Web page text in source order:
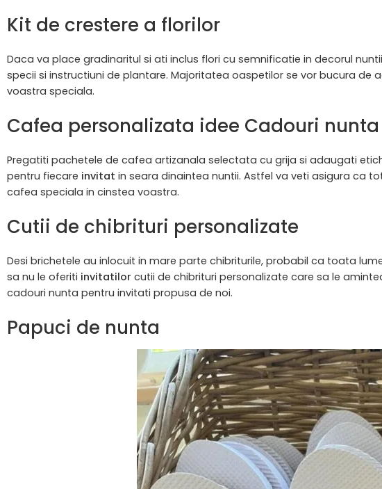
Kit de crestere a florilor
Daca va place gradinaritul si ati inclus flori cu semnificatie in decorul
specii si instructiuni de plantare. Majoritatea oaspetilor se vor bucura de
voastra speciala.
Cafea personalizata idee Cadouri
Pregatiti pachetele de cafea artizanala selectata cu grija si adaugati
pentru fiecare invitat in seara dinaintea nuntii. Astfel va veti asigura ca
cafea speciala in cinstea voastra.
Cutii de chibrituri personalizate
Desi brichetele au inlocuit in mare parte chibriturile, probabil ca toata
sa nu le oferiti invitatilor cutii de chibrituri personalizate care sa le
cadouri nunta pentru invitati propusa de noi.
Papuci de nunta